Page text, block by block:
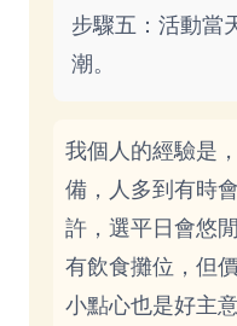
步驟五：活動當
潮。
我個人的經驗是
備，人多到有時
許，選平日會悠
有飲食攤位，但
小點心也是好主意